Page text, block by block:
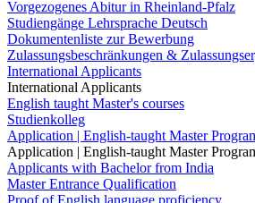
Vorgezogenes Abitur in Rheinland-Pfalz
Studiengänge Lehrsprache Deutsch
Dokumentenliste zur Bewerbung
Zulassungsbeschränkungen &
International Applicants
International Applicants
English taught Master's courses
Studienkolleg
Application | English-taught Master
Application | English-taught Master
Applicants with Bachelor from India
Master Entrance Qualification
Proof of English language proficiency